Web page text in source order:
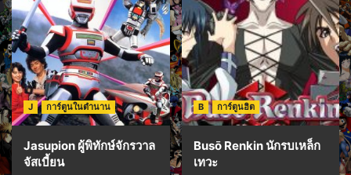
J การ์ตูนในตำนาน
Jasupion ผู้พิทักษ์จักรวาล
จัสเบี้ยน
B การ์ตูนฮิต
Busō Renkin นักรบเหล็ก
เทวะ